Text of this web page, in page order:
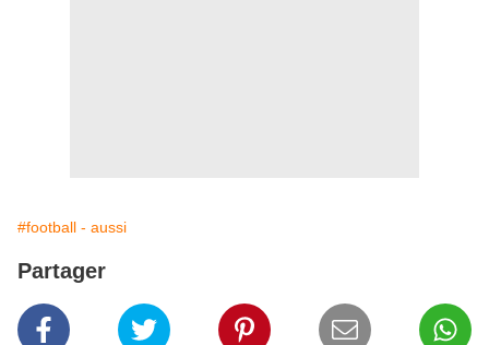
#football - aussi
Partager